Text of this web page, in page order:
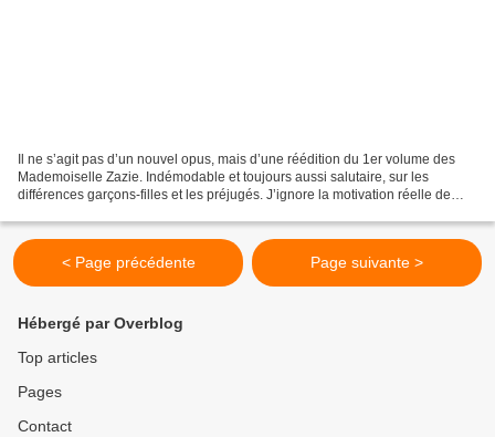
Il ne s’agit pas d’un nouvel opus, mais d’une réédition du 1er volume des
Mademoiselle Zazie. Indémodable et toujours aussi salutaire, sur les
différences garçons-filles et les préjugés. J’ignore la motivation réelle de
< Page précédente Page suivante >
Hébergé par Overblog
Top articles
Pages
Contact